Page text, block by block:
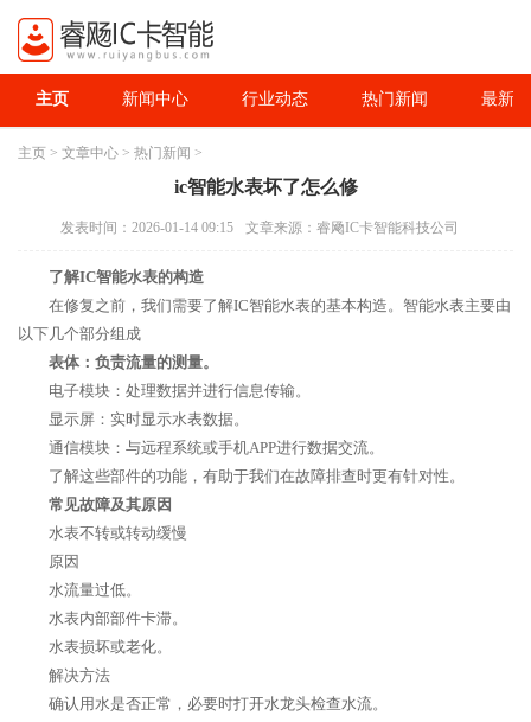
主页 新闻中心 行业动态 热门新闻 最新
主页 > 文章中心 > 热门新闻 >
ic智能水表坏了怎么修
发表时间：2026-01-14 09:15 文章来源：睿飏IC卡智能科技公司
了解IC智能水表的构造
在修复之前，我们需要了解IC智能水表的基本构造。智能水表主要由
以下几个部分组成
表体：负责流量的测量。
电子模块：处理数据并进行信息传输。
显示屏：实时显示水表数据。
通信模块：与远程系统或手机APP进行数据交流。
了解这些部件的功能，有助于我们在故障排查时更有针对性。
常见故障及其原因
水表不转或转动缓慢
原因
水流量过低。
水表内部部件卡滞。
水表损坏或老化。
解决方法
确认用水是否正常，必要时打开水龙头检查水流。